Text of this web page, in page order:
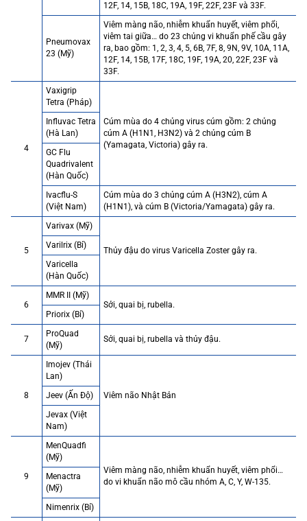
12F, 14, 15B, 18C, 19A, 19F, 22F, 23F và 33F.
Pneumovax
23 (Mỹ)
Viêm màng não, nhiễm khuẩn huyết, viêm phổi,
viêm tai giữa… do 23 chủng vi khuẩn phế cầu gây
ra, bao gồm: 1, 2, 3, 4, 5, 6B, 7F, 8, 9N, 9V, 10A, 11A,
12F, 14, 15B, 17F, 18C, 19F, 19A, 20, 22F, 23F và
33F.
4
Vaxigrip
Tetra (Pháp)
Cúm mùa do 4 chủng virus cúm gồm: 2 chủng
cúm A (H1N1, H3N2) và 2 chủng cúm B
(Yamagata, Victoria) gây ra.
Influvac Tetra
(Hà Lan)
GC Flu
Quadrivalent
(Hàn Quốc)
Ivacflu-S
(Việt Nam)
Cúm mùa do 3 chủng cúm A (H3N2), cúm A
(H1N1), và cúm B (Victoria/Yamagata) gây ra.
5
Varivax (Mỹ)
Thủy đậu do virus Varicella Zoster gây ra.
Varilrix (Bỉ)
Varicella
(Hàn Quốc)
6
MMR II (Mỹ)
Sởi, quai bị, rubella.
Priorix (Bỉ)
7
ProQuad
(Mỹ)
Sởi, quai bị, rubella và thủy đậu.
8
Imojev (Thái
Lan)
Viêm não Nhật Bản
Jeev (Ấn Độ)
Jevax (Việt
Nam)
9
MenQuadfi
(Mỹ)
Viêm màng não, nhiễm khuẩn huyết, viêm phổi…
do vi khuẩn não mô cầu nhóm A, C, Y, W-135.
Menactra
(Mỹ)
Nimenrix (Bỉ)